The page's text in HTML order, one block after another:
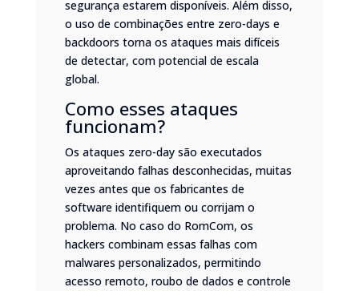
segurança estarem disponíveis. Além disso,
o uso de combinações entre zero-days e
backdoors torna os ataques mais difíceis
de detectar, com potencial de escala
global.
Como esses ataques
funcionam?
Os ataques zero-day são executados
aproveitando falhas desconhecidas, muitas
vezes antes que os fabricantes de
software identifiquem ou corrijam o
problema. No caso do RomCom, os
hackers combinam essas falhas com
malwares personalizados, permitindo
acesso remoto, roubo de dados e controle